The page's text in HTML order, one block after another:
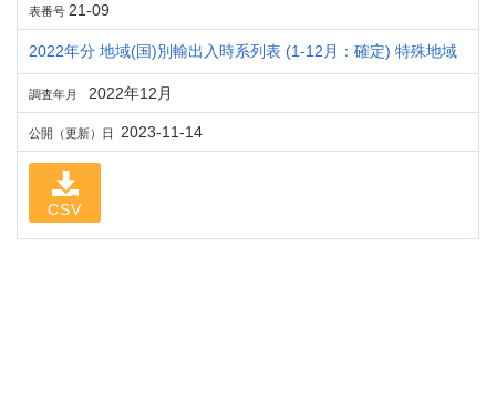
表番号 21-09
2022年分 地域(国)別輸出入時系列表 (1-12月：確定) 特殊地域
調査年月 2022年12月
公開（更新）日 2023-11-14
CSV